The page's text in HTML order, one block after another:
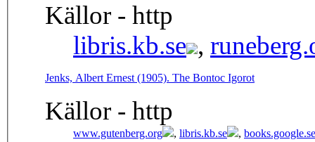
Källor - http
libris.kb.se ,
Jenks, Albert Ernest (1905). The Bontoc Igorot
Källor - http
www.gutenberg.org , libris.kb.se , books.google.se